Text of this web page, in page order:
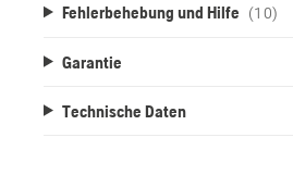
Fehlerbehebung und Hilfe (10)
Garantie
Technische Daten